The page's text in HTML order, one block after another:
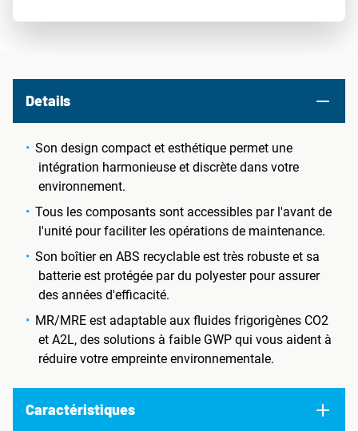
Details
Son design compact et esthétique permet une
intégration harmonieuse et discrète dans votre
environnement.
Tous les composants sont accessibles par l'avant de
l'unité pour faciliter les opérations de maintenance.
Son boîtier en ABS recyclable est très robuste et sa
batterie est protégée par du polyester pour assurer
des années d'efficacité.
MR/MRE est adaptable aux fluides frigorigènes CO2
et A2L, des solutions à faible GWP qui vous aident à
réduire votre empreinte environnementale.
Caractéristiques